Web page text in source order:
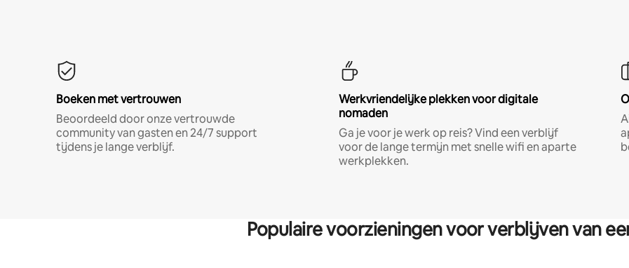
Boeken met vertrouwen
Beoordeeld door onze vertrouwde
community van gasten en 24/7 support
tijdens je lange verblijf.
Werkvriendelijke plekken voor digitale
nomaden
Ga je voor je werk op reis? Vind een verblijf
voor de lange termijn met snelle wifi en aparte
werkplekken.
Populaire voorzieningen voor verblijven van